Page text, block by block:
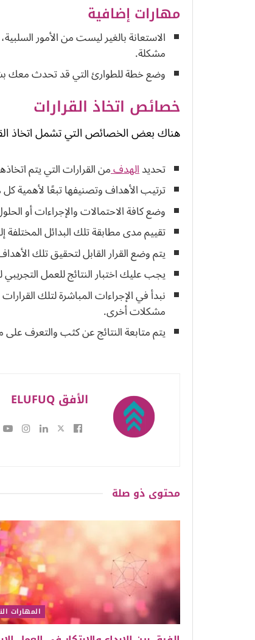
مهارات إضافية
الاستعانة بالغير ليست من الأمور
مشكلة.
وضع خطة للطوارئ التي قد تحدث معك
خصائص اتخاذ القرارات
هناك بعض الخصائص التي تشمل اتخاذ
تحديدالهدفمن القرارات التي يتم
ترتيب الأهداف وتصنيفها تبعًا لأهمية
وضع كافة الاحتمالات والإجراءات أو
تقييم مدى مطابقة تلك البدائل
يتم وضع القرار القابل لتحقيق تلك
يجب عليك اختبار النتائج للعمل
نبدأ في الإجراءات المباشرة لتلك
مشكلات أخرى.
يتم متابعة النتائج عن كثب والتعرف على
الأفق ELUFUQ
محتوى ذو صلة
المهارات